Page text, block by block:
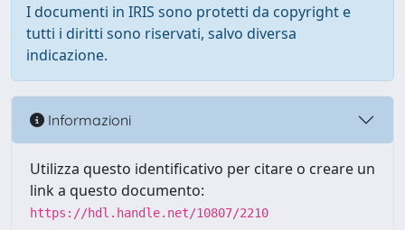
I documenti in IRIS sono protetti da copyright e
tutti i diritti sono riservati, salvo diversa
indicazione.
Informazioni
Utilizza questo identificativo per citare o creare un
link a questo documento:
https://hdl.handle.net/10807/2210